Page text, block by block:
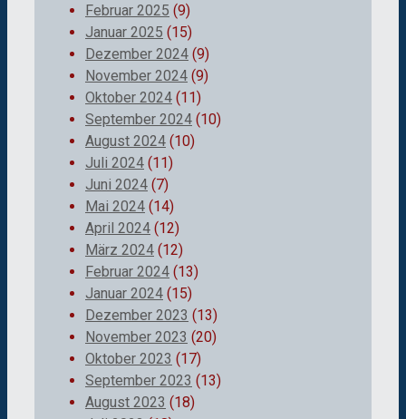
Februar 2025 (9)
Januar 2025 (15)
Dezember 2024 (9)
November 2024 (9)
Oktober 2024 (11)
September 2024 (10)
August 2024 (10)
Juli 2024 (11)
Juni 2024 (7)
Mai 2024 (14)
April 2024 (12)
März 2024 (12)
Februar 2024 (13)
Januar 2024 (15)
Dezember 2023 (13)
November 2023 (20)
Oktober 2023 (17)
September 2023 (13)
August 2023 (18)